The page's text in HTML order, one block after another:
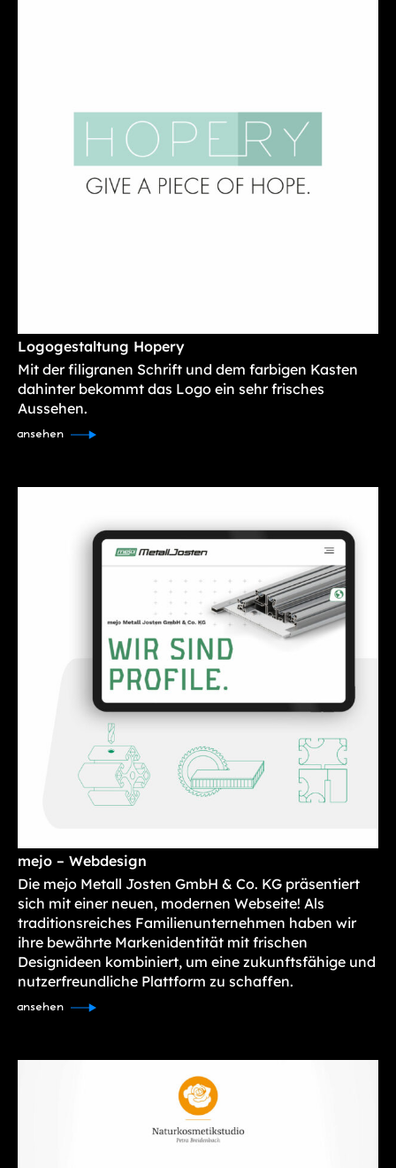
Logogestaltung Hopery
Mit der filigranen Schrift und dem farbigen Kasten
dahinter bekommt das Logo ein sehr frisches
Aussehen.
ansehen
mejo – Webdesign
Die mejo Metall Josten GmbH & Co. KG präsentiert
sich mit einer neuen, modernen Webseite! Als
traditionsreiches Familienunternehmen haben wir
ihre bewährte Markenidentität mit frischen
Designideen kombiniert, um eine zukunftsfähige und
nutzerfreundliche Plattform zu schaffen.
ansehen